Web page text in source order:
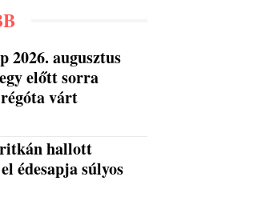
2026. augusztus
előtt sorra
várt
hallott
édesapja súlyos